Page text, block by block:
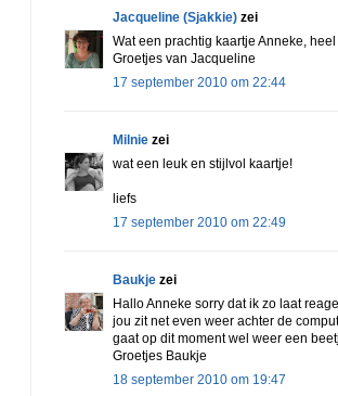
Jacqueline (Sjakkie) zei
Wat een prachtig kaartje Anneke,
Groetjes van Jacqueline
17 september 2010 om 22:44
Milnie zei
wat een leuk en stijlvol kaartje!
liefs
17 september 2010 om 22:49
Baukje zei
Hallo Anneke sorry dat ik zo laat
jou zit net even weer achter de
gaat op dit moment wel weer een
Groetjes Baukje
18 september 2010 om 19:47